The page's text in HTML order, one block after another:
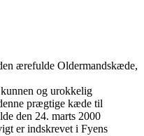
ærefulde Oldermandskæde,
og urokkelig
prægtige kæde til
den 24. marts 2000
er indskrevet i Fyens